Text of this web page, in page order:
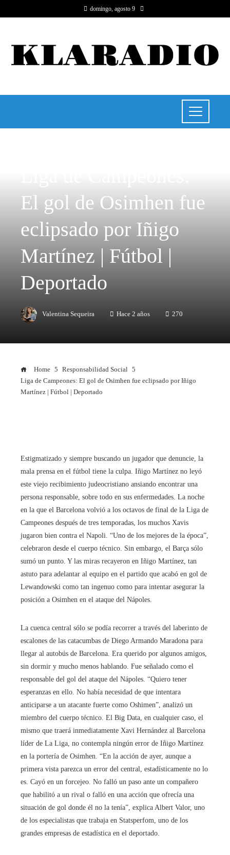
domingo, agosto 9
El gol de Osimhen fue
eclipsado por Iñigo
Martínez | Fútbol |
Deportado
Valentina Sequeira Hace 2 años 270
Home
Responsabilidad Social
Liga de Campeones: El gol de Osimhen fue eclipsado por Iñigo
Martínez | Fútbol | Deportado
Estigmatizado y siempre buscando un jugador que denuncie, la
mala prensa en el fútbol tiene la culpa. Iñigo Martínez no leyó
este viejo recibimiento judeocristiano ansiando encontrar una
persona responsable, sobre todo en sus enfermedades. La noche
en la que el Barcelona volvió a los octavos de final de la Liga de
Campeones después de tres temporadas, los muchos Xavis
jugaron bien contra el Napoli. “Uno de los mejores de la época”,
celebraron desde el cuerpo técnico. Sin embargo, el Barça sólo
sumó un punto. Y las miras recayeron en Iñigo Martínez, tan
astuto para adelantar al equipo en el partido que acabó en gol de
Lewandowski como tan ingenuo como para intentar asegurar la
posición a Osimhen en el ataque del Nápoles.
La cuenca central sólo se podía recorrer a través del laberinto de
escalones de las catacumbas de Diego Armando Maradona para
llegar al autobús de Barcelona. Era querido por algunos amigos,
sin dormir y mucho menos hablando. Fue señalado como el
responsable del gol del ataque del Nápoles. “Quiero tener
esperanzas en ello. No había necesidad de que intentara
anticiparse a un atacante fuerte como Oshimen”, analizó un
miembro del cuerpo técnico. El Big Data, en cualquier caso, el
mismo que traerá inmediatamente Xavi Hernández al Barcelona
líder de La Liga, no contempla ningún error de Iñigo Martínez
en la portería de Osimhen. “En la acción de ayer, aunque a
primera vista parezca un error del central, estadísticamente no lo
es. Cayó en un forcejeo. No falló un paso ante un compañero
que habilitó a un rival o falló en una acción que ofrecía una
situación de gol donde él no la tenía”, explica Albert Valor, uno
de los especialistas que trabaja en Statsperfom, uno de los
grandes empresas de estadística en el deportado.